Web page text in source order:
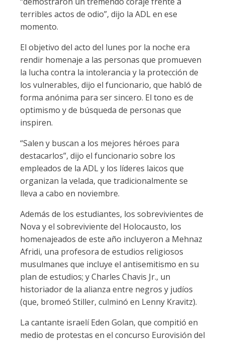
terribles actos de odio”, dijo la ADL en ese
momento.
El objetivo del acto del lunes por la noche era
rendir homenaje a las personas que promueven
la lucha contra la intolerancia y la protección de
los vulnerables, dijo el funcionario, que habló de
forma anónima para ser sincero. El tono es de
optimismo y de búsqueda de personas que
inspiren.
“Salen y buscan a los mejores héroes para
destacarlos”, dijo el funcionario sobre los
empleados de la ADL y los líderes laicos que
organizan la velada, que tradicionalmente se
lleva a cabo en noviembre.
Además de los estudiantes, los sobrevivientes de
Nova y el sobreviviente del Holocausto, los
homenajeados de este año incluyeron a Mehnaz
Afridi, una profesora de estudios religiosos
musulmanes que incluye el antisemitismo en su
plan de estudios; y Charles Chavis Jr., un
historiador de la alianza entre negros y judíos
(que, bromeó Stiller, culminó en Lenny Kravitz).
La cantante israelí Eden Golan, que compitió en
medio de protestas en el concurso Eurovisión del